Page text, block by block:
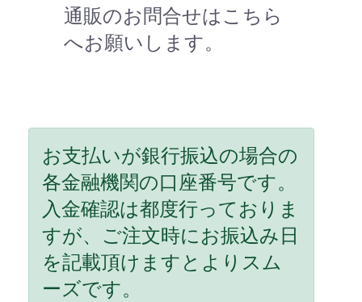
通販のお問合せはこちら
へお願いします。
お支払いが銀行振込の場合の
各金融機関の口座番号です。
入金確認は都度行っておりま
すが、ご注文時にお振込み日
を記載頂けますとよりスム
ーズです。